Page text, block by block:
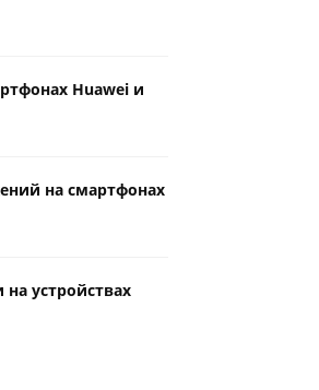
Huawei и
на смартфонах
устройствах